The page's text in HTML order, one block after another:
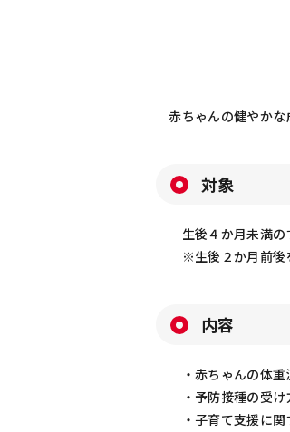
赤ちゃんの健やかな
対象
生後４か月未満の
※生後２か月前後を
内容
・赤ちゃんの体重
・予防接種の受け
・子育て支援に関